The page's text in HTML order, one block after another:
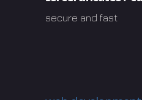
secure and fast